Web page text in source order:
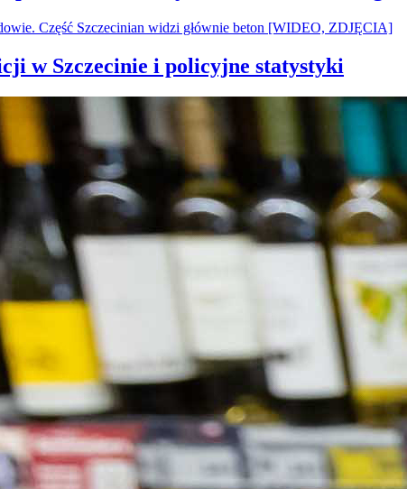
w Szczecinie i policyjne statystyki